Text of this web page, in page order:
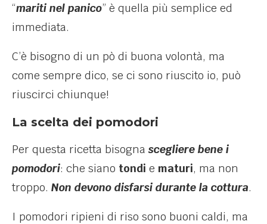
“mariti nel panico” è quella più semplice ed
immediata.
C’è bisogno di un pò di buona volontà, ma
come sempre dico, se ci sono riuscito io, può
riuscirci chiunque!
La scelta dei pomodori
Per questa ricetta bisogna scegliere bene i
pomodori: che siano tondi e maturi, ma non
troppo. Non devono disfarsi durante la cottura.
I pomodori ripieni di riso sono buoni caldi, ma